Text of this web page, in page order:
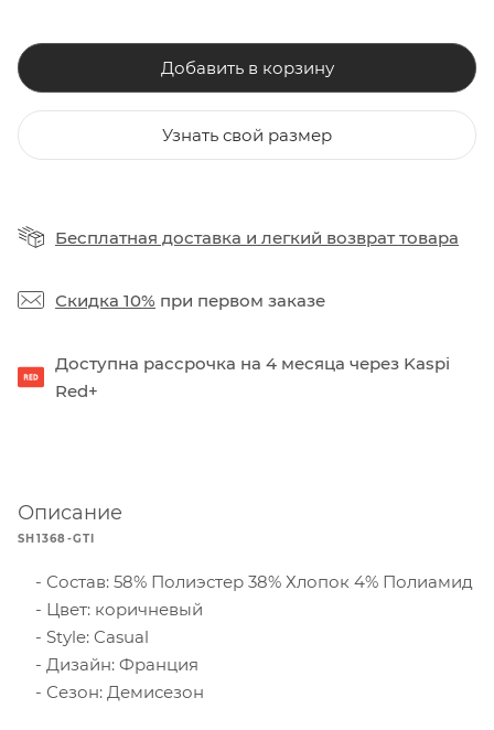
Добавить в корзину
Узнать свой размер
Бесплатная доставка и легкий возврат товара
Скидка 10% при первом заказе
Доступна рассрочка на 4 месяца через Kaspi
Red+
Описание
SH1368-GTI
Состав: 58% Полиэстер 38% Хлопок 4% Полиамид
Цвет: коричневый
Style: Casual
Дизайн: Франция
Сезон: Демисезон